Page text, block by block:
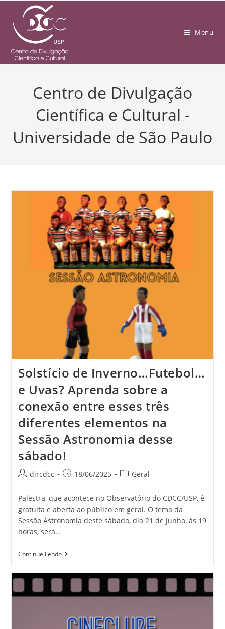
Menu
Centro de Divulgação
Científica e Cultural -
Universidade de São Paulo
Solstício de Inverno…Futebol…
e Uvas? Aprenda sobre a
conexão entre esses três
diferentes elementos na
Sessão Astronomia desse
sábado!
dircdcc 18/06/2025 Geral
Palestra, que acontece no Observatório do CDCC/USP, é
gratuita e aberta ao público em geral. O tema da
Sessão Astronomia deste sábado, dia 21 de junho, às 19
horas, será…
Continue Lendo